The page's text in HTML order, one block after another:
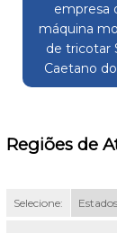
empresa
máquina
de tricotar
Caetano
Regiões de
Selecione: